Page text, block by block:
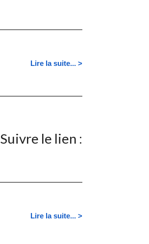
Lire la suite... >
Suivre le lien :
Lire la suite... >